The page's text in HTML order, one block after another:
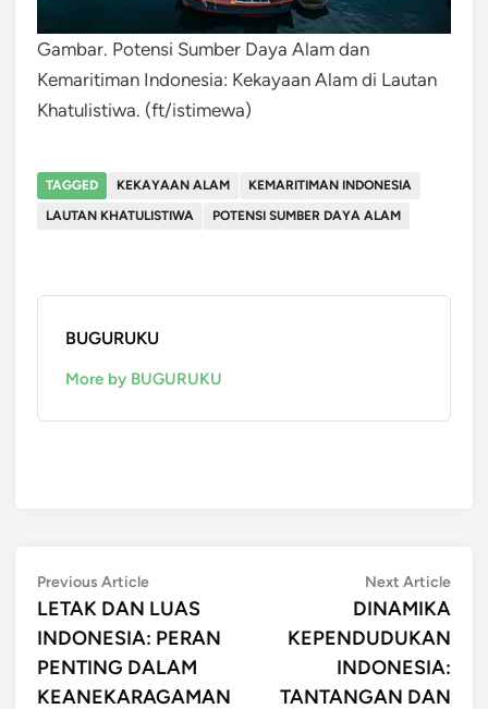
Gambar. Potensi Sumber Daya Alam dan
Kemaritiman Indonesia: Kekayaan Alam di Lautan
Khatulistiwa. (ft/istimewa)
TAGGED KEKAYAAN ALAM
KEMARITIMAN INDONESIA
LAUTAN KHATULISTIWA
POTENSI SUMBER DAYA ALAM
BUGURUKU
More by BUGURUKU
Post
navigation
Previous ArticlePrevious
article:
LETAK DAN LUAS
INDONESIA: PERAN
PENTING DALAM
KEANEKARAGAMAN
Next ArticleNext
DINAMIKA
KEPENDUDUKAN
INDONESIA:
TANTANGAN DAN